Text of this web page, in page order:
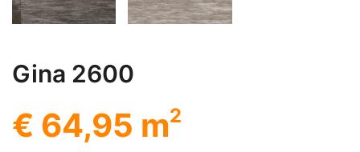
Gina 2600
€ 64,95 m2